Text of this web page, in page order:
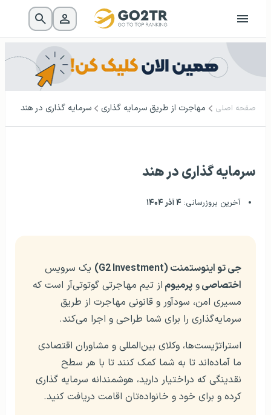
صفحه اصلی مهاجرت از طریق سرمایه گذاری سرمایه گذاری در هند
سرمایه گذاری در هند
آخرین بروزرسانی: ۴ آذر ۱۴۰۴
جی تو اینوستمنت (G2 Investment)
یک سرویس
اختصاصیو پرمیوم از تیم مهاجرتی گوتوتی‌آر است که
مسیری امن، سودآور و قانونی مهاجرت از طریق
سرمایه‌گذاری را برای شما طراحی و اجرا می‌کند.
استراتژیست‌ها، وکلای بین‌المللی و مشاوران اقتصادی
ما آماده‌اند تا به شما کمک کنند تا با هر سطح
نقدینگی که دراختیار دارید، هوشمندانه سرمایه گذاری
کرده و برای خود و خانواده‌تان اقامت دریافت کنید.